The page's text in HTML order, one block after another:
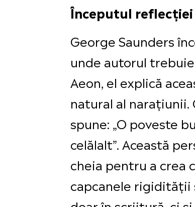
Începutul reflecției
George Saunders
unde autorul
Aeon, el explică
natural al
spune: „O poveste
celălalt”. Această
cheia pentru a crea
capcanele rigidității